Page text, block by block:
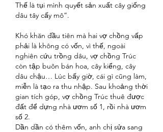
Thế là tụi mình quyết sản xuất cây giống
dâu tây cấy mô”.
Khó khăn đầu tiên mà hai vợ chồng vấp
phải là không có vốn, vì thế, ngoài
nghiên cứu trồng dâu, vợ chồng Trúc
còn tập buôn bán hoa, cây kiểng, cây
dâu chậu… Lúc bấy giờ, cái gì cũng làm,
miễn là tạo ra thu nhập. Sau khoảng thời
gian tích góp, vợ chồng Trúc thuê được
đất để dựng nhà ươm số 1, rồi nhà ươm
số 2.
Dần dần có thêm vốn, anh chị sửa sang